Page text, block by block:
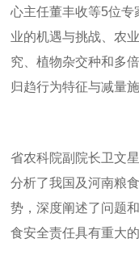
心主任董丰收等5位专
业的机遇与挑战、农
究、植物杂交种和多
归趋行为特征与减量
省农科院副院长卫文星
分析了我国及河南粮
势，深度阐述了问题
食安全责任具有重大